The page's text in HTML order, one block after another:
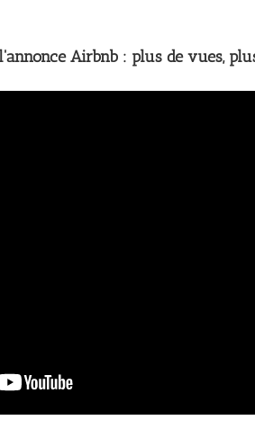
Airbnb : plus de vues,